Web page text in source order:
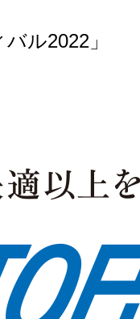
ル2022」